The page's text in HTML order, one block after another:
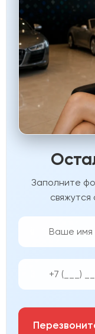
Заполните
свяжутся